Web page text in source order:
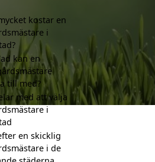
kostar en
i
kan en
till med?
med att välja
i
en skicklig
i de